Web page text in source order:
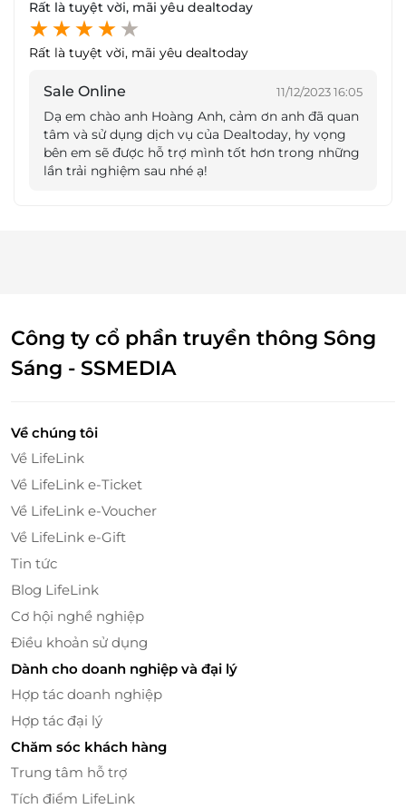
FLC Grand Hotel Quy Nhơn
trang bị đầy đủ tiện nghi, đẳng cấp với sức chứa lên
tới 3.500 khách cùng vẻ đẹp thiên nhiên nguyên sơ,
hấp dẫn.
Đa dạng dịch vụ, chuyên nghiêp
Đến với
Rất là tuyệt vời, mãi yêu dealtoday
Rất là tuyệt vời, mãi yêu dealtoday
Sale Online 11/12/2023 16:05
Dạ em chào anh Hoàng Anh, cảm ơn anh đã quan
tâm và sử dụng dịch vụ của Dealtoday, hy vọng
bên em sẽ được hỗ trợ mình tốt hơn trong những
lần trải nghiệm sau nhé ạ!
Công ty cổ phần truyền thông Sông
Sáng - SSMEDIA
Về chúng tôi
Về LifeLink
Về LifeLink e-Ticket
Về LifeLink e-Voucher
Về LifeLink e-Gift
Tin tức
Blog LifeLink
Cơ hội nghề nghiệp
Điều khoản sử dụng
Dành cho doanh nghiệp và đại lý
Hợp tác doanh nghiệp
Hợp tác đại lý
Chăm sóc khách hàng
Trung tâm hỗ trợ
Tích điểm LifeLink